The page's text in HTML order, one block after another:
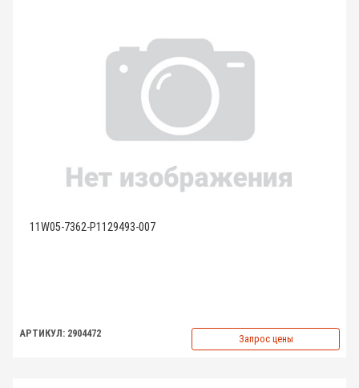
11W05-7362-P1129493-007
АРТИКУЛ: 2904472 Запрос цены